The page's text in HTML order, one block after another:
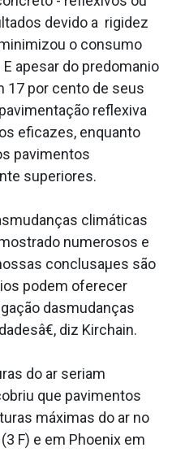
devido a rigidez
o consumo
apesar do predoma­nio
17 por cento de seus
reflexiva
eficazes, enquanto
pavimentos
superiores.
climáticas
numerosos e
conclusaµes são
podem oferecer
dasmudanças
diz Kirchain.
do ar seriam
que pavimentos
máximas do ar no
F) e em Phoenix em